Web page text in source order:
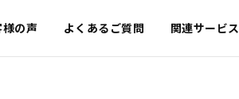
様の声 よくあるご質問 関連サービス